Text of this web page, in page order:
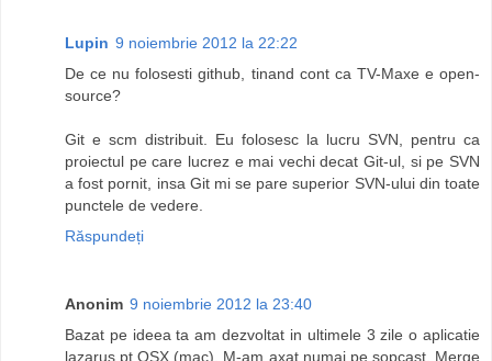
Lupin 9 noiembrie 2012 la 22:22
De ce nu folosesti github, tinand cont ca TV-Maxe e open-
source?
Git e scm distribuit. Eu folosesc la lucru SVN, pentru ca
proiectul pe care lucrez e mai vechi decat Git-ul, si pe SVN
a fost pornit, insa Git mi se pare superior SVN-ului din toate
punctele de vedere.
Răspundeți
Anonim 9 noiembrie 2012 la 23:40
Bazat pe ideea ta am dezvoltat in ultimele 3 zile o aplicatie
lazarus pt OSX (mac). M-am axat numai pe sopcast. Merge